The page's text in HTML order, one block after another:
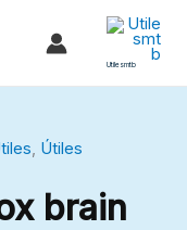
Utilesmtb
, Útiles
brain